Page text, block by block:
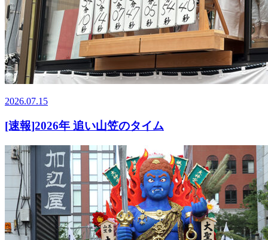
2026.07.15
[速報]2026年 追い山笠のタイム